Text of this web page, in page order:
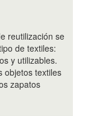
reutilización se
de textiles:
y utilizables.
objetos textiles
zapatos